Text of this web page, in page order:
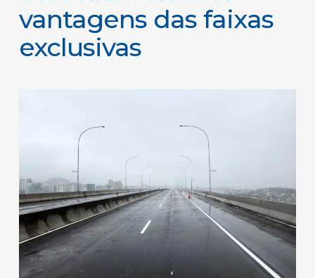
vantagens das faixas
exclusivas